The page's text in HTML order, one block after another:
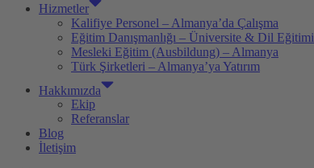
Hizmetler
Kalifiye Personel – Almanya’da Çalışma
Eğitim Danışmanlığı – Üniversite & Dil Eğitimi
Mesleki Eğitim (Ausbildung) – Almanya
Türk Şirketleri – Almanya’ya Yatırım
Hakkımızda
Ekip
Referanslar
Blog
İletişim